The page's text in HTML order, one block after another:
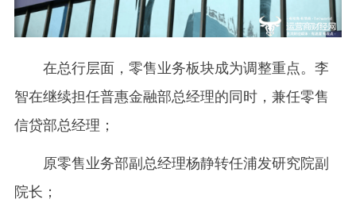
在总行层面，零售业务板块成为调整重点。李
智在继续担任普惠金融部总经理的同时，兼任零售
信贷部总经理；
原零售业务部副总经理杨静转任浦发研究院副
院长；